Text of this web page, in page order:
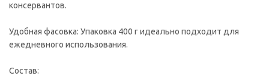
консервантов.
Удобная фасовка: Упаковка 400 г идеально подходит для
ежедневного использования.
Состав: